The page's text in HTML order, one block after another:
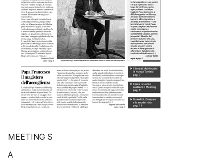
MEETING S
A